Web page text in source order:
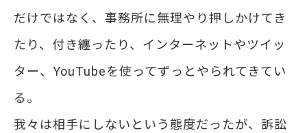
だけではなく、事務所に無理やり押しかけてき
たり、付き纏ったり、インターネットやツイッ
ター、YouTubeを使ってずっとやられてきてい
る。
我々は相手にしないという態度だったが、訴訟